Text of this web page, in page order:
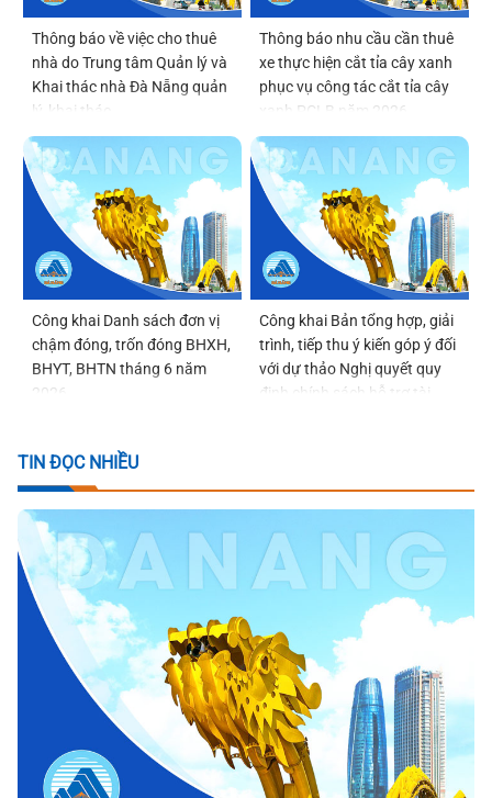
Thông báo về việc cho thuê
nhà do Trung tâm Quản lý và
Khai thác nhà Đà Nẵng quản
lý, khai thác
Thông báo nhu cầu cần thuê
xe thực hiện cắt tỉa cây xanh
phục vụ công tác cắt tỉa cây
xanh PCLB năm 2026
Công khai Danh sách đơn vị
chậm đóng, trốn đóng BHXH,
BHYT, BHTN tháng 6 năm
2026
Công khai Bản tổng hợp, giải
trình, tiếp thu ý kiến góp ý đối
với dự thảo Nghị quyết quy
định chính sách hỗ trợ tài
TIN ĐỌC NHIỀU